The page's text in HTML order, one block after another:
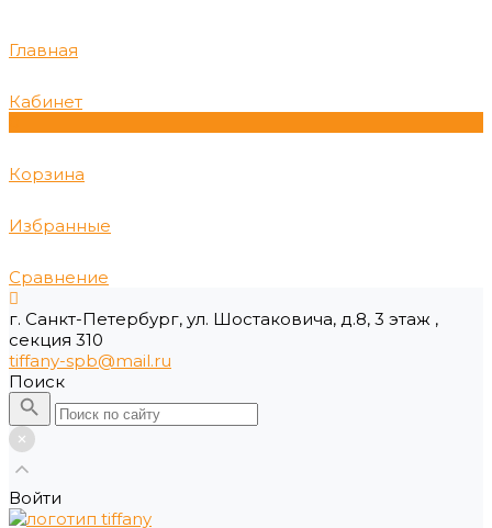
Главная
Кабинет
Корзина
Избранные
Сравнение
г. Санкт-Петербург, ул. Шостаковича, д.8, 3 этаж ,
секция 310
tiffany-spb@mail.ru
Поиск
Войти